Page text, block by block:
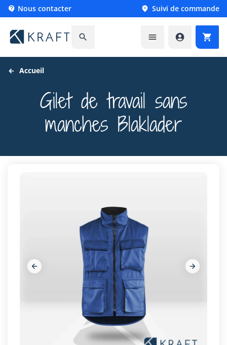
 Nous contacter  Suivi de commande
   
Accueil
Gilet de travail sans
manches Blaklader
 
 